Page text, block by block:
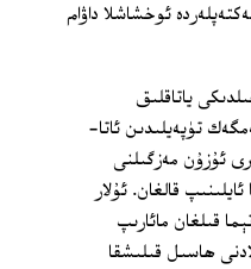
ئوخشاشلا داۋام
ياتاقلىق
تۈپەيلىدىن ئاتا-
ئۇزۇن مەزگىلنى
قالغان. ئۇلار
قىلغان مائارىپ
ھاسىل قىلىشقا